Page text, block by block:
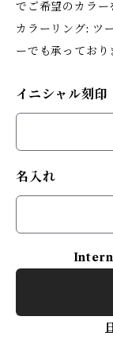
でご希望のカラー
カラーリング: ツ
ーでも承っており
イニシャル刻印
名入れ